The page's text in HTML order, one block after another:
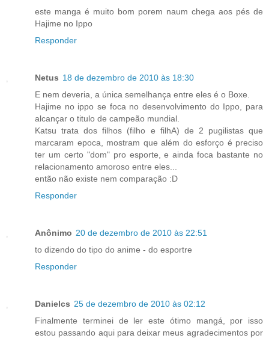
este manga é muito bom porem naum chega aos pés de
Hajime no Ippo
Responder
Netus 18 de dezembro de 2010 às 18:30
E nem deveria, a única semelhança entre eles é o Boxe.
Hajime no ippo se foca no desenvolvimento do Ippo, para
alcançar o titulo de campeão mundial.
Katsu trata dos filhos (filho e filhA) de 2 pugilistas que
marcaram epoca, mostram que além do esforço é preciso
ter um certo "dom" pro esporte, e ainda foca bastante no
relacionamento amoroso entre eles...
então não existe nem comparação :D
Responder
Anônimo 20 de dezembro de 2010 às 22:51
to dizendo do tipo do anime - do esportre
Responder
Danielcs 25 de dezembro de 2010 às 02:12
Finalmente terminei de ler este ótimo mangá, por isso
estou passando aqui para deixar meus agradecimentos por